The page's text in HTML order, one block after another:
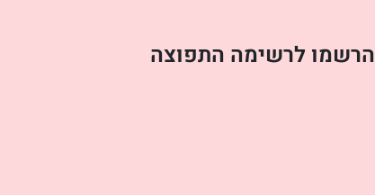
הרשמו לרשימה התפוצה